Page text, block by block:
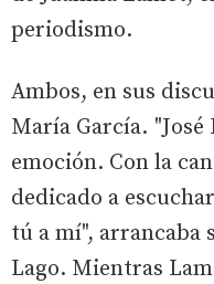
periodismo.
Ambos, en sus
María García.
emoción. Con la
dedicado a
tú a mí", arrancaba
Lago. Mientras